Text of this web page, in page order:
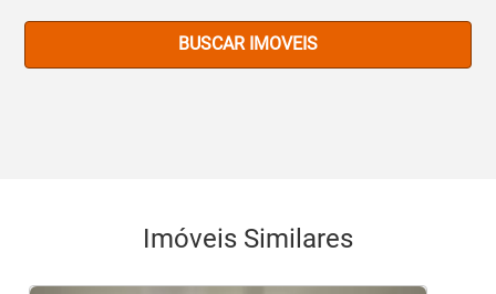
BUSCAR IMOVEIS
Imóveis Similares